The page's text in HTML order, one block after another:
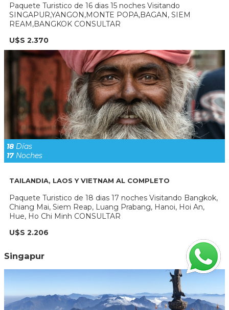
Paquete Turistico de 16 dias 15 noches Visitando
SINGAPUR,YANGON,MONTE POPA,BAGAN, SIEM
REAM,BANGKOK CONSULTAR
U$S 2.370
18 Días
17Noches
TAILANDIA, LAOS Y VIETNAM AL COMPLETO
Paquete Turistico de 18 dias 17 noches Visitando Bangkok,
Chiang Mai, Siem Reap, Luang Prabang, Hanoi, Hoi An,
Hue, Ho Chi Minh CONSULTAR
U$S 2.206
Singapur